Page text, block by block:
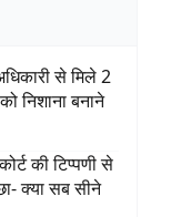
से मिले 2
निशाना बनाने
की टिप्पणी से
क्या सब सीने